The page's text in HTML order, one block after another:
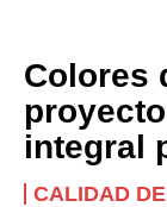
Colores
integral
CALIDAD